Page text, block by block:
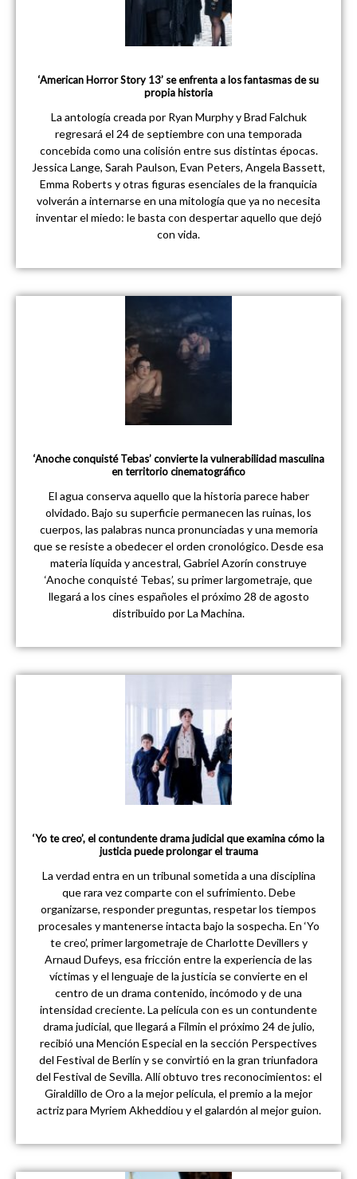
‘American Horror Story 13’ se enfrenta a los fantasmas de su
propia historia
La antología creada por Ryan Murphy y Brad Falchuk
regresará el 24 de septiembre con una temporada
concebida como una colisión entre sus distintas épocas.
Jessica Lange, Sarah Paulson, Evan Peters, Angela Bassett,
Emma Roberts y otras figuras esenciales de la franquicia
volverán a internarse en una mitología que ya no necesita
inventar el miedo: le basta con despertar aquello que dejó
con vida.
‘Anoche conquisté Tebas’ convierte la vulnerabilidad masculina
en territorio cinematográfico
El agua conserva aquello que la historia parece haber
olvidado. Bajo su superficie permanecen las ruinas, los
cuerpos, las palabras nunca pronunciadas y una memoria
que se resiste a obedecer el orden cronológico. Desde esa
materia líquida y ancestral, Gabriel Azorín construye
‘Anoche conquisté Tebas’, su primer largometraje, que
llegará a los cines españoles el próximo 28 de agosto
distribuido por La Machina.
‘Yo te creo’, el contundente drama judicial que examina cómo la
justicia puede prolongar el trauma
La verdad entra en un tribunal sometida a una disciplina
que rara vez comparte con el sufrimiento. Debe
organizarse, responder preguntas, respetar los tiempos
procesales y mantenerse intacta bajo la sospecha. En ‘Yo
te creo’, primer largometraje de Charlotte Devillers y
Arnaud Dufeys, esa fricción entre la experiencia de las
víctimas y el lenguaje de la justicia se convierte en el
centro de un drama contenido, incómodo y de una
intensidad creciente. La película con es un contundente
drama judicial, que llegará a Filmin el próximo 24 de julio,
recibió una Mención Especial en la sección Perspectives
del Festival de Berlín y se convirtió en la gran triunfadora
del Festival de Sevilla. Allí obtuvo tres reconocimientos: el
Giraldillo de Oro a la mejor película, el premio a la mejor
actriz para Myriem Akheddiou y el galardón al mejor guion.